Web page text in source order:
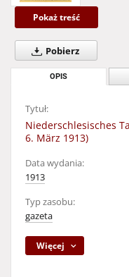
Pokaż treść
Pobierz
OPIS
Tytuł:
Niederschlesisches
6. März 1913)
Data wydania:
1913
Typ zasobu:
gazeta
Więcej